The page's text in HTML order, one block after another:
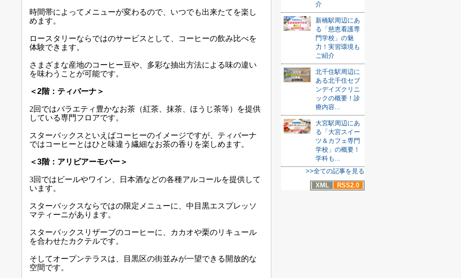
時間帯によってメニューが変わるので、いつでも出来たてを楽し
めます。
ロースタリーならではのサービスとして、コーヒーの飲み比べを
体験できます。
さまざまな産地のコーヒー豆や、多彩な抽出方法による味の違い
を味わうことが可能です。
＜2階：ティバーナ＞
2回ではバラエティ豊かなお茶（紅茶、抹茶、ほうじ茶等）を提供
している専門フロアです。
スターバックスといえばコーヒーのイメージですが、ティバーナ
ではコーヒーとはひと味違う繊細なお茶の香りを楽しめます。
＜3階：アリビアーモバー＞
3回ではビールやワイン、日本酒などの各種アルコールを提供して
います。
スターバックスならではの限定メニューに、中目黒エスプレッソ
マティーニがあります。
スターバックスリザーブのコーヒーに、カカオや栗のリキュール
を合わせたカクテルです。
そしてオープンテラスは、目黒区の街並みが一望できる開放的な
空間です。
介
新橋駅周辺にあ
る「慈恵看護専
門学校」の魅
力！実習環境も
ご紹介
北千住駅周辺に
ある北千住セブ
ンデイズクリニ
ックの概要！診
療内容...
大宮駅周辺にあ
る「大宮スイー
ツ＆カフェ専門
学校」の概要！
学科も...
>>全ての記事を見る
XML
RSS2.0